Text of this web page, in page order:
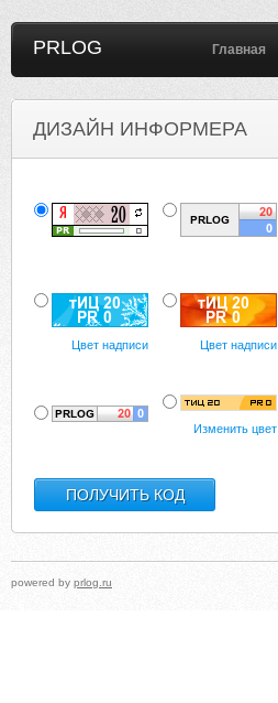
PRLOG Главная
ДИЗАЙН ИНФОРМЕРА
Цвет надписи Цвет надписи
Изменить цвет
powered by prlog.ru